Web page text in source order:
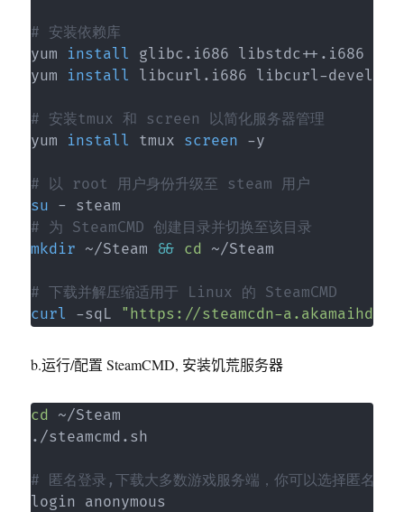
# 安装依赖库
yum install
glibc.i686 libstdc++.i686
yum install libcurl.i686 libcurl-
# 安装tmux 和 screen 以简化服务器管理
yum install tmux screen -y
# 以 root 用户身份升级至 steam 用户
su
# 为 SteamCMD 创建目录并切换至该目录
mkdir ~/Steam && cd ~/Steam
# 下载并解压缩适用于 Linux 的 SteamCMD
curl
-sqL "https://steamcdn-
b.运行/配置 SteamCMD, 安装饥荒服务器
cd ~/Steam
./steamcmd.sh
# 匿名登录,下载大多数游戏服务端，你可以选择匿名登录
login anonymous